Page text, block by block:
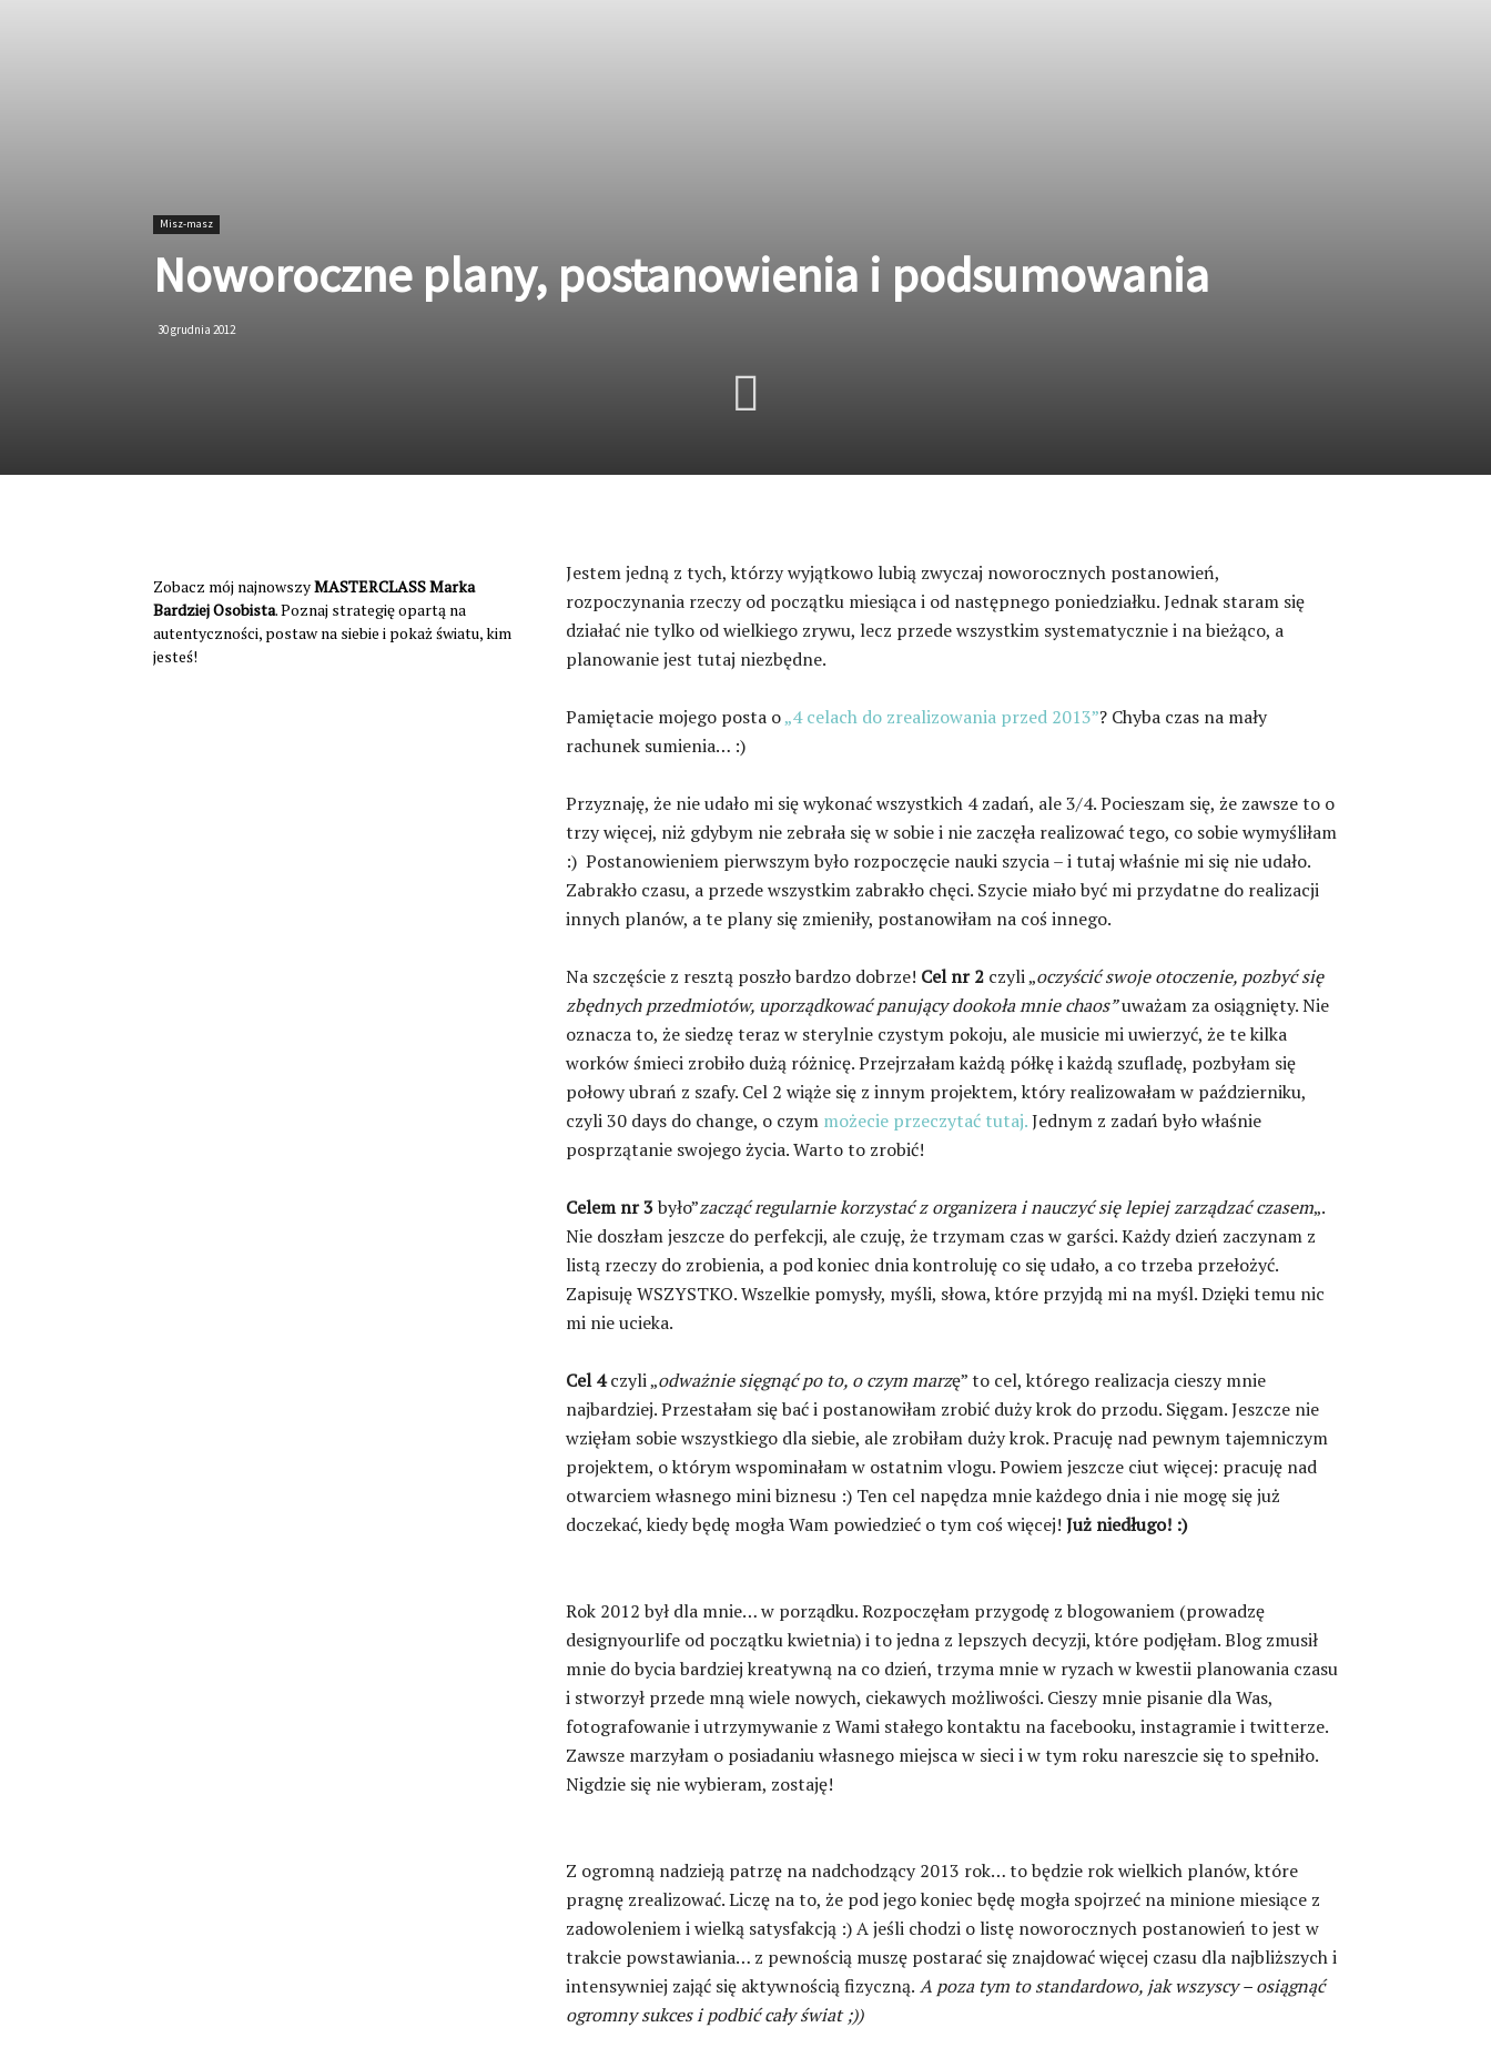
Misz-masz
Noworoczne plany, postanowienia i podsumowania
30 grudnia 2012
Jestem jedną z tych, którzy wyjątkowo lubią zwyczaj noworocznych postanowień,
rozpoczynania rzeczy od początku miesiąca i od następnego poniedziałku. Jednak staram się
działać nie tylko od wielkiego zrywu, lecz przede wszystkim systematycznie i na bieżąco, a
planowanie jest tutaj niezbędne.
Pamiętacie mojego posta o„4 celach do zrealizowania przed 2013”? Chyba czas na mały
rachunek sumienia… :)
Przyznaję, że nie udało mi się wykonać wszystkich 4 zadań, ale 3/4. Pocieszam się, że zawsze to o
trzy więcej, niż gdybym nie zebrała się w sobie i nie zaczęła realizować tego, co sobie wymyśliłam
:) Postanowieniem pierwszym było rozpoczęcie nauki szycia – i tutaj właśnie mi się nie udało.
Zabrakło czasu, a przede wszystkim zabrakło chęci. Szycie miało być mi przydatne do realizacji
innych planów, a te plany się zmieniły, postanowiłam na coś innego.
Na szczęście z resztą poszło bardzo dobrze! Cel nr 2 czyli „oczyścić swoje otoczenie, pozbyć się
zbędnych przedmiotów, uporządkować panujący dookoła mnie chaos”uważam za osiągnięty. Nie
oznacza to, że siedzę teraz w sterylnie czystym pokoju, ale musicie mi uwierzyć, że te kilka
worków śmieci zrobiło dużą różnicę. Przejrzałam każdą półkę i każdą szufladę, pozbyłam się
połowy ubrań z szafy. Cel 2 wiąże się z innym projektem, który realizowałam w październiku,
czyli 30 days do change, o czym możecie przeczytać tutaj.Jednym z zadań było właśnie
posprzątanie swojego życia. Warto to zrobić!
Celem nr 3było”zacząć regularnie korzystać z organizera i nauczyć się lepiej zarządzać czasem„.
Nie doszłam jeszcze do perfekcji, ale czuję, że trzymam czas w garści. Każdy dzień zaczynam z
listą rzeczy do zrobienia, a pod koniec dnia kontroluję co się udało, a co trzeba przełożyć.
Zapisuję WSZYSTKO. Wszelkie pomysły, myśli, słowa, które przyjdą mi na myśl. Dzięki temu nic
mi nie ucieka.
Cel 4czyli „odważnie sięgnąć po to, o czym marzę” to cel, którego realizacja cieszy mnie
najbardziej. Przestałam się bać i postanowiłam zrobić duży krok do przodu. Sięgam. Jeszcze nie
wzięłam sobie wszystkiego dla siebie, ale zrobiłam duży krok. Pracuję nad pewnym tajemniczym
projektem, o którym wspominałam w ostatnim vlogu. Powiem jeszcze ciut więcej: pracuję nad
otwarciem własnego mini biznesu :) Ten cel napędza mnie każdego dnia i nie mogę się już
doczekać, kiedy będę mogła Wam powiedzieć o tym coś więcej! Już niedługo! :)
Rok 2012 był dla mnie… w porządku. Rozpoczęłam przygodę z blogowaniem (prowadzę
designyourlife od początku kwietnia) i to jedna z lepszych decyzji, które podjęłam. Blog zmusił
mnie do bycia bardziej kreatywną na co dzień, trzyma mnie w ryzach w kwestii planowania czasu
i stworzył przede mną wiele nowych, ciekawych możliwości. Cieszy mnie pisanie dla Was,
fotografowanie i utrzymywanie z Wami stałego kontaktu na facebooku, instagramie i twitterze.
Zawsze marzyłam o posiadaniu własnego miejsca w sieci i w tym roku nareszcie się to spełniło.
Nigdzie się nie wybieram, zostaję!
Z ogromną nadzieją patrzę na nadchodzący 2013 rok… to będzie rok wielkich planów, które
pragnę zrealizować. Liczę na to, że pod jego koniec będę mogła spojrzeć na minione miesiące z
zadowoleniem i wielką satysfakcją :) A jeśli chodzi o listę noworocznych postanowień to jest w
trakcie powstawiania… z pewnością muszę postarać się znajdować więcej czasu dla najbliższych i
intensywniej zająć się aktywnością fizyczną. A poza tym to standardowo, jak wszyscy – osiągnąć
ogromny sukces i podbić cały świat ;))
Zobacz mój najnowszyMASTERCLASS Marka
Bardziej Osobista. Poznaj strategię opartą na
autentyczności, postaw na siebie i pokaż światu, kim
jesteś!